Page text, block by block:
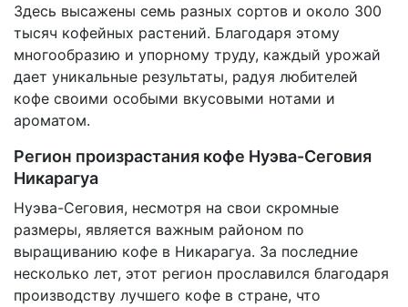
Здесь высажены семь разных сортов и около 300
тысяч кофейных растений. Благодаря этому
многообразию и упорному труду, каждый урожай
дает уникальные результаты, радуя любителей
кофе своими особыми вкусовыми нотами и
ароматом.
Регион произрастания кофе Нуэва-Сеговия
Никарагуа
Нуэва-Сеговия, несмотря на свои скромные
размеры, является важным районом по
выращиванию кофе в Никарагуа. За последние
несколько лет, этот регион прославился благодаря
производству лучшего кофе в стране, что